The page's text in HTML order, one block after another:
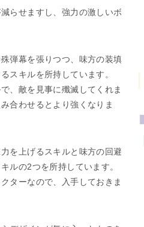
らせますし、強力の激しいボ
弾幕を張りつつ、味方の装填
スキルを所持しています。
、敵を見事に殲滅してくれま
合わせるとより強くなりま
を上げるスキルと味方の回避
ルの2つを所持しています。
ターなので、入手しておきま